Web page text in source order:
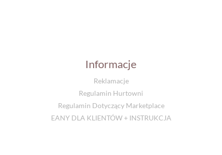
Informacje
Reklamacje
Regulamin Hurtowni
Regulamin Dotyczący Marketplace
EANY DLA KLIENTÓW + INSTRUKCJA